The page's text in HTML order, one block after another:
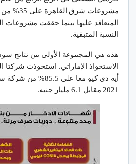
مشروعات شرق
المتعاقد عليها بينما حققت مشروعات
النسبة المتبقية.
هذه هي المجموعة الأولى من نتائج
الاستحواذ الإماراتي. استحوذت شركتا
أيه دي كيو معا على
2021 مقابل 6.1 مليار جنيه.